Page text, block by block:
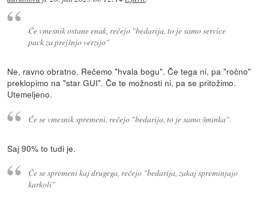
Če vmesnik ostane enak, rečejo "bedarija, to je samo service
pack za prejšnjo verzijo"
Ne, ravno obratno. Rečemo "hvala bogu". Če tega ni, pa "ročno"
preklopimo na "star GUI". Če te možnosti ni, pa se pritožimo.
Utemeljeno.
Če se vmesnik spremeni, rečejo "bedarija, to je samo šminka".
Saj 90% to tudi je.
Če se spremeni kaj drugega, rečejo "bedarija, zakaj spreminjajo
karkoli"